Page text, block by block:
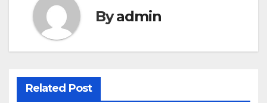
Byadmin
Related Post